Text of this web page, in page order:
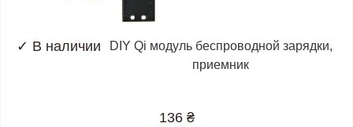
✓ В наличии
DIY Qi модуль беспроводной зарядки,
приемник
136 ₴